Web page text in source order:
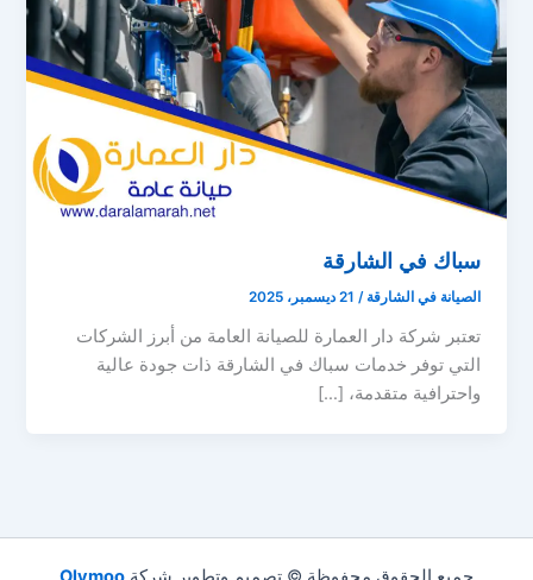
سباك في الشارقة
الصيانة في الشارقة / 21 ديسمبر، 2025
تعتبر شركة دار العمارة للصيانة العامة من أبرز الشركات
التي توفر خدمات سباك في الشارقة ذات جودة عالية
واحترافية متقدمة، […]